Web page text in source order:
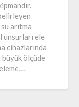
arıtma
unsurları ele
cihazlarında
büyük ölçüde